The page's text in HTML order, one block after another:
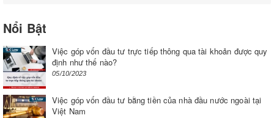
Nổi Bật
Việc góp vốn đầu tư trực tiếp thông qua tài khoản được quy
định như thế nào?
05/10/2023
Việc góp vốn đầu tư bằng tiền của nhà đầu nước ngoài tại
Việt Nam